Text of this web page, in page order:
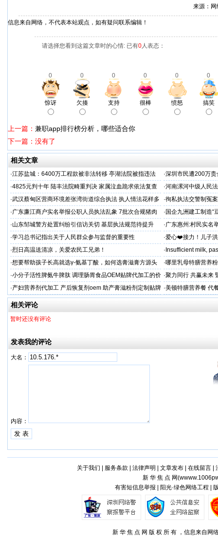
来源：
信息来自网络，不代表本站观点，如有疑问联系编辑！
请选择您看到这篇文章时的心情: 已有0人表态：
0 0 0 0 0 0
惊讶 欠揍 支持 很棒 愤怒 搞笑
上一篇： 兼职app排行榜分析，哪些适合你
下一篇：没有了
相关文章
·江苏盐城：6400万工程款被非法转移 亭湖法院被指违法
后拒不纠错
·深圳市民遭200万
呼吁督办纠偏
·4825元判十年 陆丰法院畸重判决 家属泣血跪求依法复查 ·河南漯河中级人民
·武汉蔡甸区营商环境差张湾街道综合执法 执人情法花样多
沦为恶意竞争的工具
·徇私执法交警制冤
控还我清白
·广东廉江商户实名举报公职人员执法乱象 7批次合规猪肉
遭违法查扣 市场垄断与利益输送疑云重重
· 国企九洲建工制造“
空文
·山东邹城警方处置纠纷引信访关切 基层执法规范待提升 ·广东惠州:村民实名
平兜底？
·学习总书记指出关于人民群众参与监督的重要性 ·爱心❤️接力！儿子
家庭，恳请好心人帮
·烈日高温送清凉，关爱农民工兄弟！ · Insufficient milk,
·想要帮助孩子长高就选γ-氨基丁酸，如何选膏滋膏方源头
工厂？
·哪里乳母特膳营养
·小分子活性脾氨牛脾肽 调理肠胃食品OEM贴牌代加工的价
格
·聚力同行 共赢未来
·产妇营养剂代加工 产后恢复剂oem 助产膏滋粉剂定制贴牌
厂
·美顿特膳营养餐 代
家
相关评论
暂时还没有评论
发表我的评论
大名：
内容：
关于我们 服务条款 法律声明 文章发布| 在线留言|
新 华 焦 点 网(
有害短信息举报 | 阳光·绿色网络工程 |
新 华 焦 点 网 版 权 所 有 ，信息来自网